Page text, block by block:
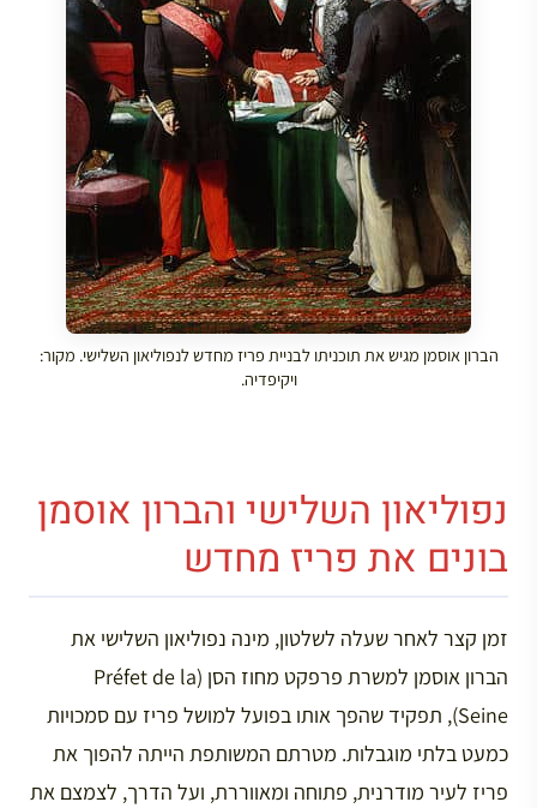
הברון אוסמן מגיש את תוכניתו לבניית פריז מחדש לנפוליאון השלישי. מקור:
ויקיפדיה.
נפוליאון השלישי והברון אוסמן
בונים את פריז מחדש
זמן קצר לאחר שעלה לשלטון, מינה נפוליאון השלישי את
הברון אוסמן למשרת פרפקט מחוז הסן (Préfet de la
Seine), תפקיד שהפך אותו בפועל למושל פריז עם סמכויות
כמעט בלתי מוגבלות. מטרתם המשותפת הייתה להפוך את
פריז לעיר מודרנית, פתוחה ומאווררת, ועל הדרך, לצמצם את